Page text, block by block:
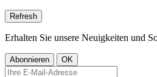
Erhalten Sie unsere Neuigkeiten und